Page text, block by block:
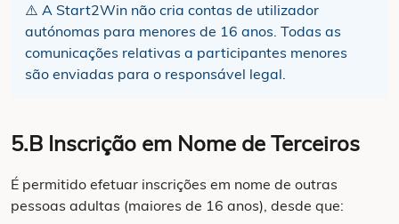
⚠️ A Start2Win não cria contas de utilizador
autónomas para menores de 16 anos. Todas as
comunicações relativas a participantes menores
são enviadas para o responsável legal.
5.B Inscrição em Nome de Terceiros
É permitido efetuar inscrições em nome de outras
pessoas adultas (maiores de 16 anos), desde que: